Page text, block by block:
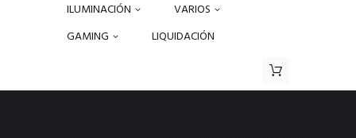
ILUMINACIÓN
VARIOS
GAMING
LIQUIDACIÓN